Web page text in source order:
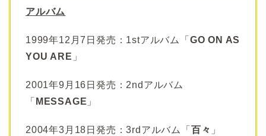
アルバム
1999年12月7日発売：1stアルバム「 GO ON AS
YOU ARE 」
2001年9月16日発売：2ndアルバム
「 MESSAGE 」
2004年3月18日発売：3rdアルバム「 百々 」